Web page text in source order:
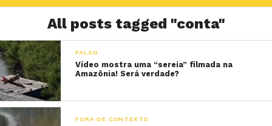
All posts tagged "conta"
FALSO
Vídeo mostra uma “sereia” filmada na
Amazônia! Será verdade?
FORA DE CONTEXTO